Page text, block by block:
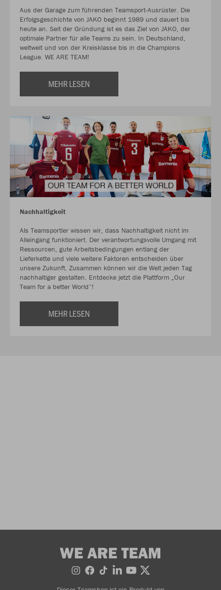
Aus der Garage zum führenden Teamsport-Ausrüster. Die
Erfolgsgeschichte von JAKO beginnt 1989 und dauert bis
heute an. Seit der Gründung ist es das Ziel von JAKO, der
optimale Partner für alle Teams zu sein. In Deutschland,
weltweit und von der Kreisklasse bis in die Champions
League. WE ARE TEAM!
MEHR LESEN
Nachhaltigkeit
Als Teamsportler wissen wir, dass Nachhaltigkeit nicht im
Alleingang funktioniert. Der verantwortungsvolle Umgang mit
Ressourcen, gute Arbeitsbedingungen entlang der
Lieferkette und viele weitere Faktoren entscheiden über
unsere Zukunft. Zusammen können wir die Welt jeden Tag
nachhaltiger gestalten. Entdecke jetzt die Plattform „Our
Team for a better World“!
MEHR LESEN
WE ARE TEAM